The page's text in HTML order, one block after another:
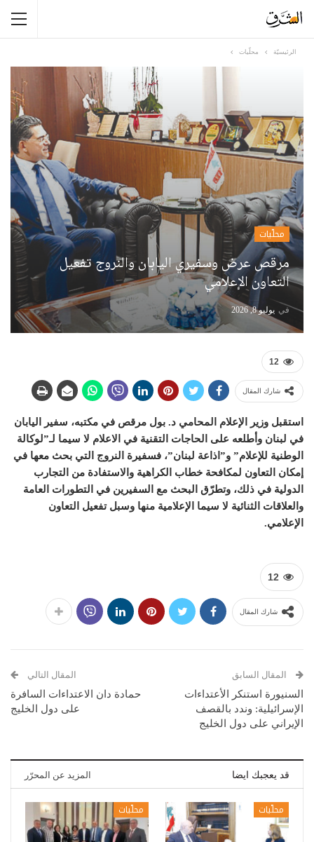
الرئيسيّة محلّيات
محلّيات
مرقص عرض وسفيري اليابان والنروج تفعيل
التعاون الإعلامي
في يوليو 8, 2026
12
شارك المقال
استقبل وزير الإعلام المحامي د. بول مرقص في مكتبه، سفير اليابان
في لبنان وأطلعه على الحاجات التقنية في الاعلام لا سيما لـ”لوكالة
الوطنية للإعلام” و”اذاعة لبنان”، فسفيرة النروج التي بحث معها في
إمكان التعاون لمكافحة خطاب الكراهية والاستفادة من التجارب
الدولية في ذلك، وتطرّق البحث مع السفيرين في التطورات العامة
والعلاقات الثنائية لا سيما الإعلامية منها وسبل تفعيل التعاون
الإعلامي.
12
شارك المقال
المقال السابق
السنيورة استنكر الأعتداءات
الإسرائيلية: وندد بالقصف
الإيراني على دول الخليج
المقال التالي
حمادة دان الاعتداءات السافرة
على دول الخليج
قد يعجبك ايضا المزيد عن المحرّر
محلّيات محلّيات